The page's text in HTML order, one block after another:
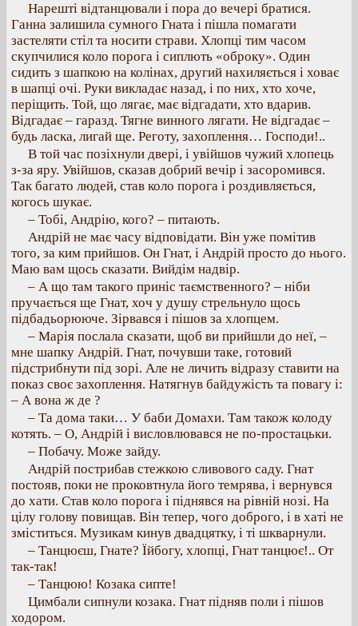
Нарешті відтанцювали і пора до вечері братися.
Ганна залишила сумного Гната і пішла помагати
застеляти стіл та носити страви. Хлопці тим часом
скупчилися коло порога і сиплють «оброку». Один
сидить з шапкою на колінах, другий нахиляється і ховає
в шапці очі. Руки викладає назад, і по них, хто хоче,
періщить. Той, що лягає, має відгадати, хто вдарив.
Відгадає – гаразд. Тягне винного лягати. Не відгадає –
будь ласка, лигай ще. Реготу, захоплення… Господи!..
В той час позіхнули двері, і увійшов чужий хлопець
з-за яру. Увійшов, сказав добрий вечір і засоромився.
Так багато людей, став коло порога і роздивляється,
когось шукає.
– Тобі, Андрію, кого? – питають.
Андрій не має часу відповідати. Він уже помітив
того, за ким прийшов. Он Гнат, і Андрій просто до нього.
Маю вам щось сказати. Вийдім надвір.
– А що там такого приніс таємственного? – ніби
пручається ще Гнат, хоч у душу стрельнуло щось
підбадьорююче. Зірвався і пішов за хлопцем.
– Марія послала сказати, щоб ви прийшли до неї, –
мне шапку Андрій. Гнат, почувши таке, готовий
підстрибнути під зорі. Але не личить відразу ставити на
показ своє захоплення. Натягнув байдужість та повагу і:
– А вона ж де ?
– Та дома таки… У баби Домахи. Там також колоду
котять. – О, Андрій і висловлювався не по-простацьки.
– Побачу. Може зайду.
Андрій пострибав стежкою сливового саду. Гнат
постояв, поки не проковтнула його темрява, і вернувся
до хати. Став коло порога і піднявся на рівній нозі. На
цілу голову повищав. Він тепер, чого доброго, і в хаті не
зміститься. Музикам кинув двадцятку, і ті шкварнули.
– Танцюєш, Гнате? Їйбогу, хлопці, Гнат танцює!.. От
так-так!
– Танцюю! Козака сипте!
Цимбали сипнули козака. Гнат підняв поли і пішов
ходором.